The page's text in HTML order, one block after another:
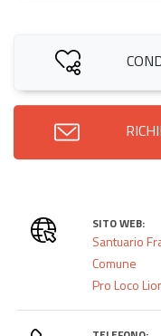
SITO WEB:
Santuario
Comune
Pro Loco